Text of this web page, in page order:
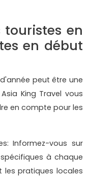
touristes en
en début
peut être une
King Travel vous
en compte pour les
Informez-vous sur
à chaque
les pratiques locales